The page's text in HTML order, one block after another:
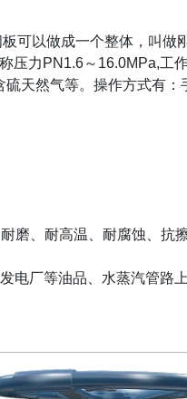
可以做成一个整体，叫做
压力 PN1.6～ 16.0MPa,工
天然气等。操作方式有
磨、耐高温、耐腐蚀、抗
电厂等油品、水蒸汽管路